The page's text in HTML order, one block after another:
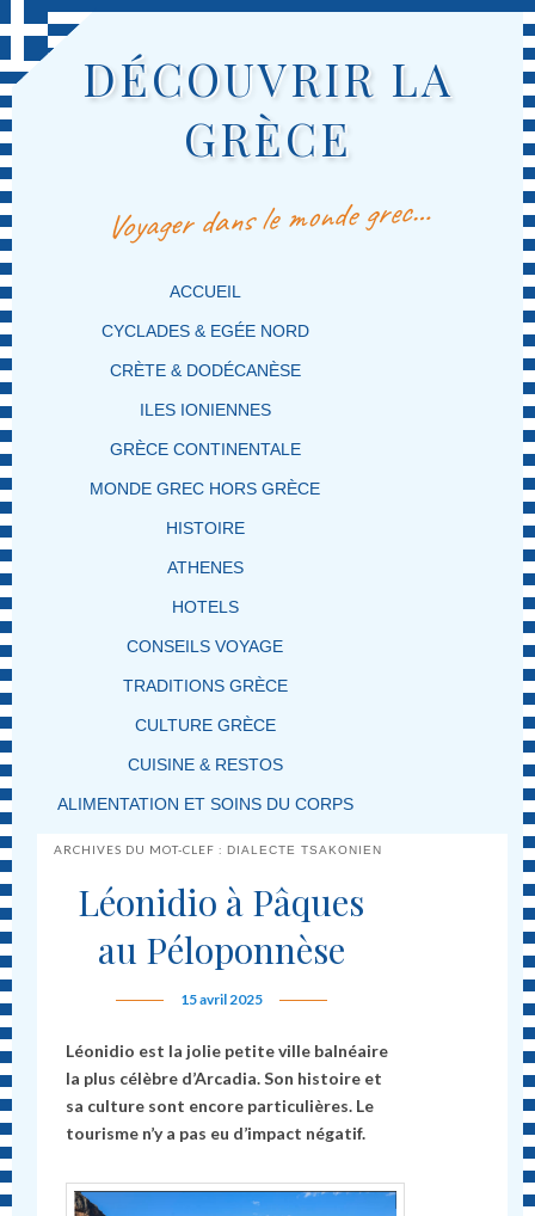
DÉCOUVRIR LA
GRÈCE
Voyager dans le monde grec…
MENU PRINCIPAL
MASQUER LA NAVIGATION PRINCIPALE
MASQUER LA NAVIGATION SECONDAIRE
ACCUEIL
CYCLADES & EGÉE NORD
CRÈTE & DODÉCANÈSE
ILES IONIENNES
GRÈCE CONTINENTALE
MONDE GREC HORS GRÈCE
HISTOIRE
ATHENES
HOTELS
CONSEILS VOYAGE
TRADITIONS GRÈCE
CULTURE GRÈCE
CUISINE & RESTOS
ALIMENTATION ET SOINS DU CORPS
ARCHIVES DU MOT-CLEF :DIALECTE TSAKONIEN
Léonidio à Pâques
au Péloponnèse
15 avril 2025
Léonidio est la jolie petite ville balnéaire
la plus célèbre d’Arcadia. Son histoire et
sa culture sont encore particulières. Le
tourisme n’y a pas eu d’impact négatif.